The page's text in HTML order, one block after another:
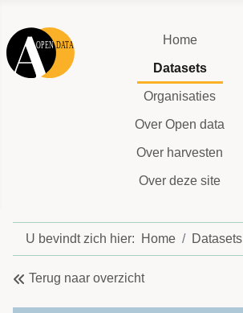
Home
Datasets
Organisaties
Over Open data
Over harvesten
Over deze site
U bevindt zich hier: Home Datasets
Terug naar overzicht